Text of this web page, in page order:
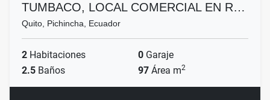
TUMBACO, LOCAL COMERCIAL EN R…
Quito, Pichincha, Ecuador
2 Habitaciones 0 Garaje
2.5 Baños 97 Área m2